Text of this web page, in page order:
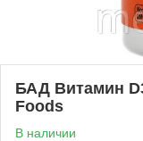
БАД Витамин
Foods
В наличии